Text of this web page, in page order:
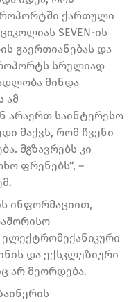
ქართული
SEVEN-ის
გაერთიანებას და
სრულიად
მინდა
ამ
არაერთ საინტერესო
მაქვს, რომ ჩვენი
მგზავრებს კი
ფრენებს“, –
ინფორმაციით,
და ექსკლუზიური
არ მეორდება.